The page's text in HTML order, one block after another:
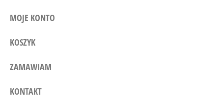
MOJE KONTO
KOSZYK
ZAMAWIAM
KONTAKT